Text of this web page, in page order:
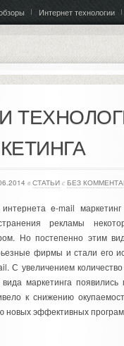
Интернет технологии
в СТАТЬИ с БЕЗ
e-mail маркетинг
рекламы
Но постепенно этим
фирмы и стали его
С увеличением
маркетинга появились
к снижению
новых эффективных